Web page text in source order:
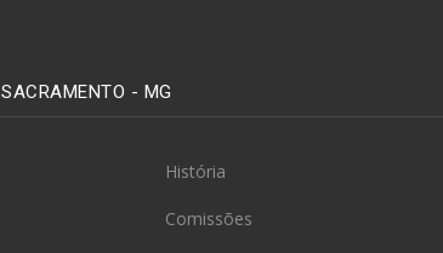
- MG
História
Comissões